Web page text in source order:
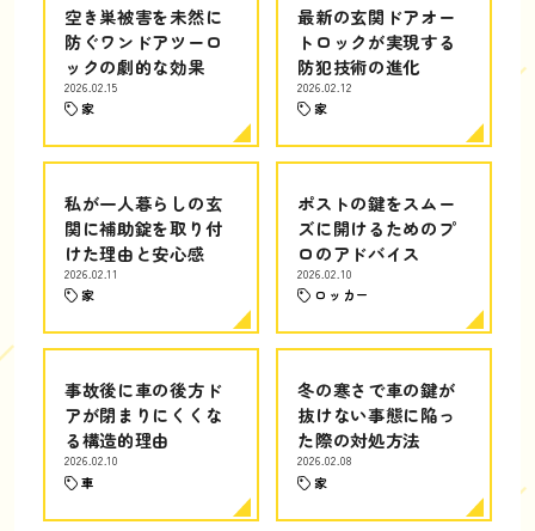
空き巣被害を未然に
防ぐワンドアツーロ
ックの劇的な効果
2026.02.15
家
最新の玄関ドアオー
トロックが実現する
防犯技術の進化
2026.02.12
家
私が一人暮らしの玄
関に補助錠を取り付
けた理由と安心感
2026.02.11
家
ポストの鍵をスムー
ズに開けるためのプ
ロのアドバイス
2026.02.10
ロッカー
事故後に車の後方ド
アが閉まりにくくな
る構造的理由
2026.02.10
車
冬の寒さで車の鍵が
抜けない事態に陥っ
た際の対処方法
2026.02.08
家